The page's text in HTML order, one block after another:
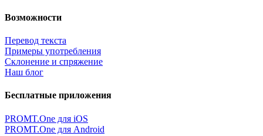
Возможности
Перевод текста
Примеры употребления
Склонение и спряжение
Наш блог
Бесплатные приложения
PROMT.One для iOS
PROMT.One для Android